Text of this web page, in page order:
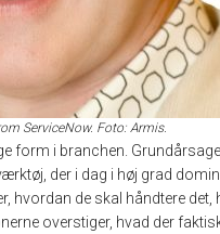
ServiceNow. Foto: Armis.
form i branchen.
der i dag i høj grad
de skal håndtere det,
overstiger, hvad der